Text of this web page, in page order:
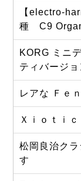
【electro-
種 C9
KORG ミニ
ティバージョ
レアな Ｆｅ
Ｘｉｏｔｉ
松岡良治ク
す